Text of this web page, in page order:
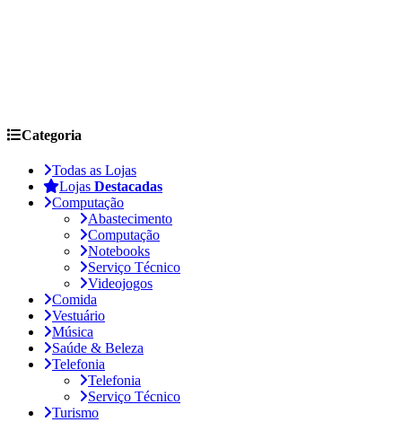
Categoria
Todas as Lojas
Lojas Destacadas
Computação
Abastecimento
Computação
Notebooks
Serviço Técnico
Videojogos
Comida
Vestuário
Música
Saúde & Beleza
Telefonia
Telefonia
Serviço Técnico
Turismo